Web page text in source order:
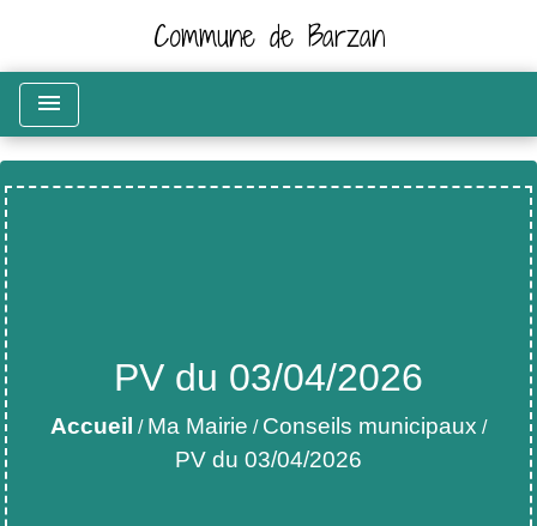
Commune de Barzan
menu
PV du 03/04/2026
Accueil / Ma Mairie / Conseils municipaux /
PV du 03/04/2026